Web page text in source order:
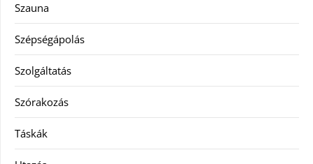
Szauna
Szépségápolás
Szolgáltatás
Szórakozás
Táskák